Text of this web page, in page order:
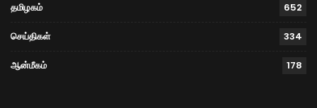
தமிழகம் 652
செய்திகள் 334
ஆன்மீகம் 178